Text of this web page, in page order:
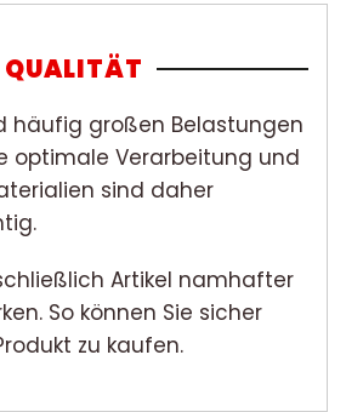
QUALITÄT
häufig großen Belastungen
optimale Verarbeitung und
sind daher
Artikel namhafter
So können Sie sicher
zu kaufen.